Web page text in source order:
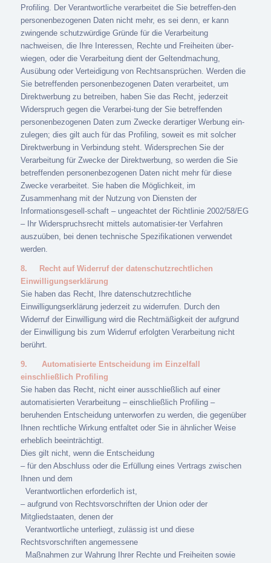
Profiling. Der Verantwortliche verarbeitet die Sie betreffen-den
personenbezogenen Daten nicht mehr, es sei denn, er kann
zwingende schutzwürdige Gründe für die Verarbeitung
nachweisen, die Ihre Interessen, Rechte und Freiheiten über-
wiegen, oder die Verarbeitung dient der Geltendmachung,
Ausübung oder Verteidigung von Rechtsansprüchen. Werden die
Sie betreffenden personenbezogenen Daten verarbeitet, um
Direktwerbung zu betreiben, haben Sie das Recht, jederzeit
Widerspruch gegen die Verarbei-tung der Sie betreffenden
personenbezogenen Daten zum Zwecke derartiger Werbung ein-
zulegen; dies gilt auch für das Profiling, soweit es mit solcher
Direktwerbung in Verbindung steht. Widersprechen Sie der
Verarbeitung für Zwecke der Direktwerbung, so werden die Sie
betreffenden personenbezogenen Daten nicht mehr für diese
Zwecke verarbeitet. Sie haben die Möglichkeit, im
Zusammenhang mit der Nutzung von Diensten der
Informationsgesell-schaft – ungeachtet der Richtlinie 2002/58/EG
– Ihr Widerspruchsrecht mittels automatisier-ter Verfahren
auszuüben, bei denen technische Spezifikationen verwendet
werden.
8.
Recht auf Widerruf der datenschutzrechtlichen
Einwilligungserklärung
Sie haben das Recht, Ihre datenschutzrechtliche
Einwilligungserklärung jederzeit zu widerrufen. Durch den
Widerruf der Einwilligung wird die Rechtmäßigkeit der aufgrund
der Einwilligung bis zum Widerruf erfolgten Verarbeitung nicht
berührt.
9.
Automatisierte Entscheidung im Einzelfall
einschließlich Profiling
Sie haben das Recht, nicht einer ausschließlich auf einer
automatisierten Verarbeitung – einschließlich Profiling –
beruhenden Entscheidung unterworfen zu werden, die gegenüber
Ihnen rechtliche Wirkung entfaltet oder Sie in ähnlicher Weise
erheblich beeinträchtigt.
Dies gilt nicht, wenn die Entscheidung
– für den Abschluss oder die Erfüllung eines Vertrags zwischen
Ihnen und dem
Verantwortlichen erforderlich ist,
– aufgrund von Rechtsvorschriften der Union oder der
Mitgliedstaaten, denen der
Verantwortliche unterliegt, zulässig ist und diese
Rechtsvorschriften angemessene
Maßnahmen zur Wahrung Ihrer Rechte und Freiheiten sowie